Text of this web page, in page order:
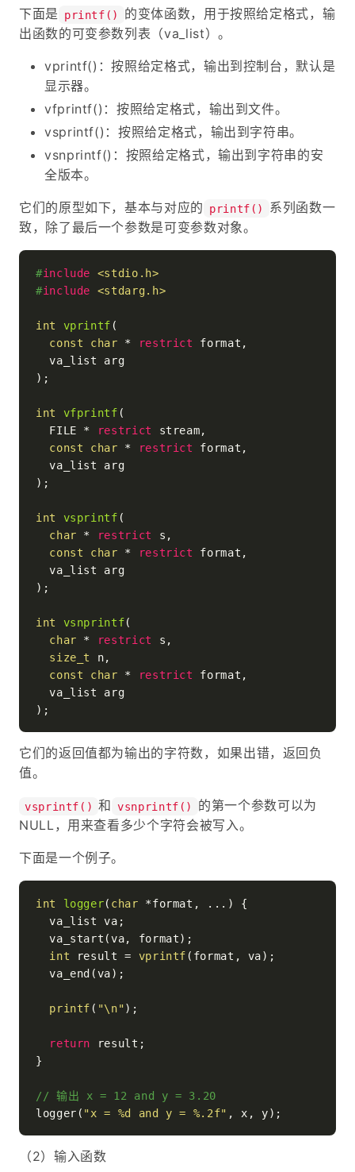
下面是 printf()
的变体函数，用于按照给定格式，输
出函数的可变参数列表（va_list）。
vprintf()：按照给定格式，输出到控制台，默认是
显示器。
vfprintf()：按照给定格式，输出到文件。
vsprintf()：按照给定格式，输出到字符串。
vsnprintf()：按照给定格式，输出到字符串的安
全版本。
它们的原型如下，基本与对应的 printf()
系列函数一
致，除了最后一个参数是可变参数对象。
#include
<stdio.h>
#include <stdarg.h>
int vprintf (
const
char * restrict
format,
  va_list arg
) ;
int vfprintf (
  FILE *
restrict
stream,
const
char * restrict
format,
  va_list arg
) ;
int vsprintf (
char * restrict
s,
const
char * restrict
format,
  va_list arg
) ;
int vsnprintf(
char * restrict
s,
size_t
n,
const
char * restrict
format,
  va_list arg
)
它们的返回值都为输出的字符数，如果出错，返回负
值。
vsprintf() 和 vsnprintf()
的第一个参数可以为
NULL，用来查看多少个字符会被写入。
下面是一个例子。
int logger( char *format, ...)
{
  va_list va;
  va_start(va, format);
int result = vprintf (format, va);
  va_end(va);
printf ( "\n");
return result;
}
// 输出 x = 12 and y = 3.20
logger( "x = %d and y = %.2f"
（2）输入函数